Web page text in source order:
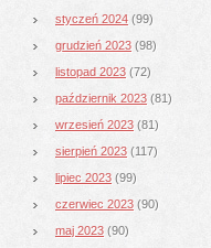
styczeń 2024 (99)
grudzień 2023 (98)
listopad 2023 (72)
październik 2023 (81)
wrzesień 2023 (81)
sierpień 2023 (117)
lipiec 2023 (99)
czerwiec 2023 (90)
maj 2023 (90)